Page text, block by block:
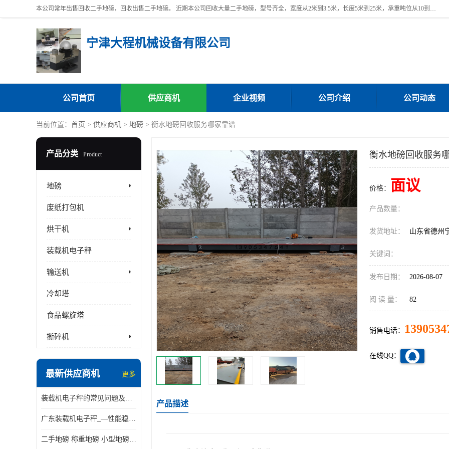
本公司常年出售回收二手地磅，回收出售二手地磅。 近期本公司回收大量二手地磅，型号齐全，宽度从2米到3.5米，长度5米到25米，承重吨位从10到200吨，成色7—9成新。 ? 使用年限6个月至2年，产品来源于个人闲置品，工矿企业停用品，因小换大而来。 精准度和新的一样， 二手地磅是内行人的选择，打个电话就省钱朋友您好等什么
宁津大程机械设备有限公司
公司首页 供应商机 企业视频 公司介绍 公司动态
当前位置： 首页 > 供应商机 > 地磅 > 衡水地磅回收服务哪家靠谱
产品分类 Product
地磅
废纸打包机
烘干机
装载机电子秤
输送机
冷却塔
食品螺旋塔
撕碎机
最新供应商机 更多
装载机电子秤的常见问题及解决方法介绍
广东装载机电子秤_—性能稳定—操作简单—品质可靠
二手地磅 称重地磅 小型地磅 一百吨地磅
衡水地磅回收服务
价格： 面议
产品数量：
发货地址： 山东省德州
关键词：
发布日期： 2026-08-07
阅 读 量： 82
销售电话：
在线QQ：
产品描述